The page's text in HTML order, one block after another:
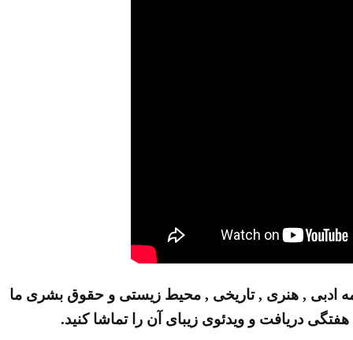
ادبی , هنری , تاریخی , محیط زیستی و حقوق بشری ما
دریافت و ویدئوی زیبای آن را تماشا کنید.